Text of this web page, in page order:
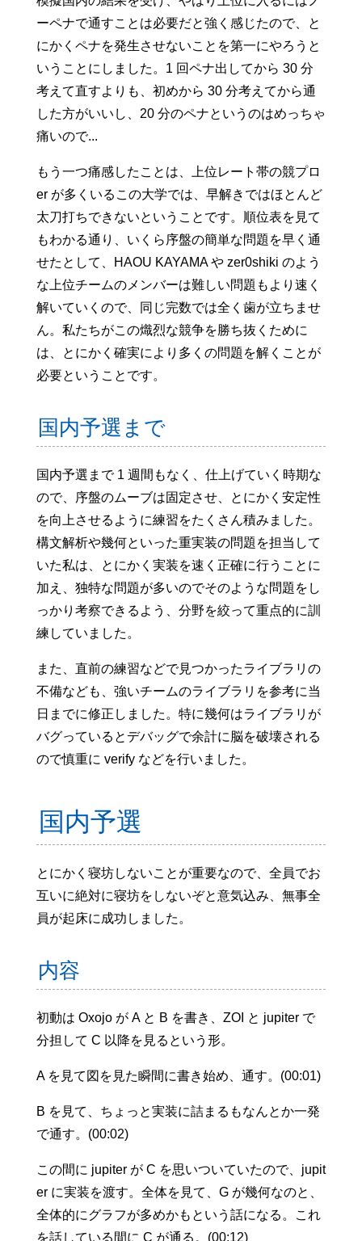
ーペナで通すことは必要だと強く感じたので、と
にかくペナを発生させないことを第一にやろうと
いうことにしました。1 回ペナ出してから 30 分
考えて直すよりも、初めから 30 分考えてから通
した方がいいし、20 分のペナというのはめっちゃ
痛いので...
もう一つ痛感したことは、上位レート帯の競プロ
er が多くいるこの大学では、早解きではほとんど
太刀打ちできないということです。順位表を見て
もわかる通り、いくら序盤の簡単な問題を早く通
せたとして、HAOU KAYAMA や zer0shiki のよう
な上位チームのメンバーは難しい問題もより速く
解いていくので、同じ完数では全く歯が立ちませ
ん。私たちがこの熾烈な競争を勝ち抜くために
は、とにかく確実により多くの問題を解くことが
必要ということです。
国内予選まで
国内予選まで 1 週間もなく、仕上げていく時期な
ので、序盤のムーブは固定させ、とにかく安定性
を向上させるように練習をたくさん積みました。
構文解析や幾何といった重実装の問題を担当して
いた私は、とにかく実装を速く正確に行うことに
加え、独特な問題が多いのでそのような問題をし
っかり考察できるよう、分野を絞って重点的に訓
練していました。
また、直前の練習などで見つかったライブラリの
不備なども、強いチームのライブラリを参考に当
日までに修正しました。特に幾何はライブラリが
バグっているとデバッグで余計に脳を破壊される
ので慎重に verify などを行いました。
国内予選
とにかく寝坊しないことが重要なので、全員でお
互いに絶対に寝坊をしないぞと意気込み、無事全
員が起床に成功しました。
内容
初動は Oxojo が A と B を書き、ZOI と jupiter で
分担して C 以降を見るという形。
A を見て図を見た瞬間に書き始め、通す。(00:01)
B を見て、ちょっと実装に詰まるもなんとか一発
で通す。(00:02)
この間に jupiter が C を思いついていたので、jupit
er に実装を渡す。全体を見て、G が幾何なのと、
全体的にグラフが多めかもという話になる。これ
を話している間に C が通る。(00:12)